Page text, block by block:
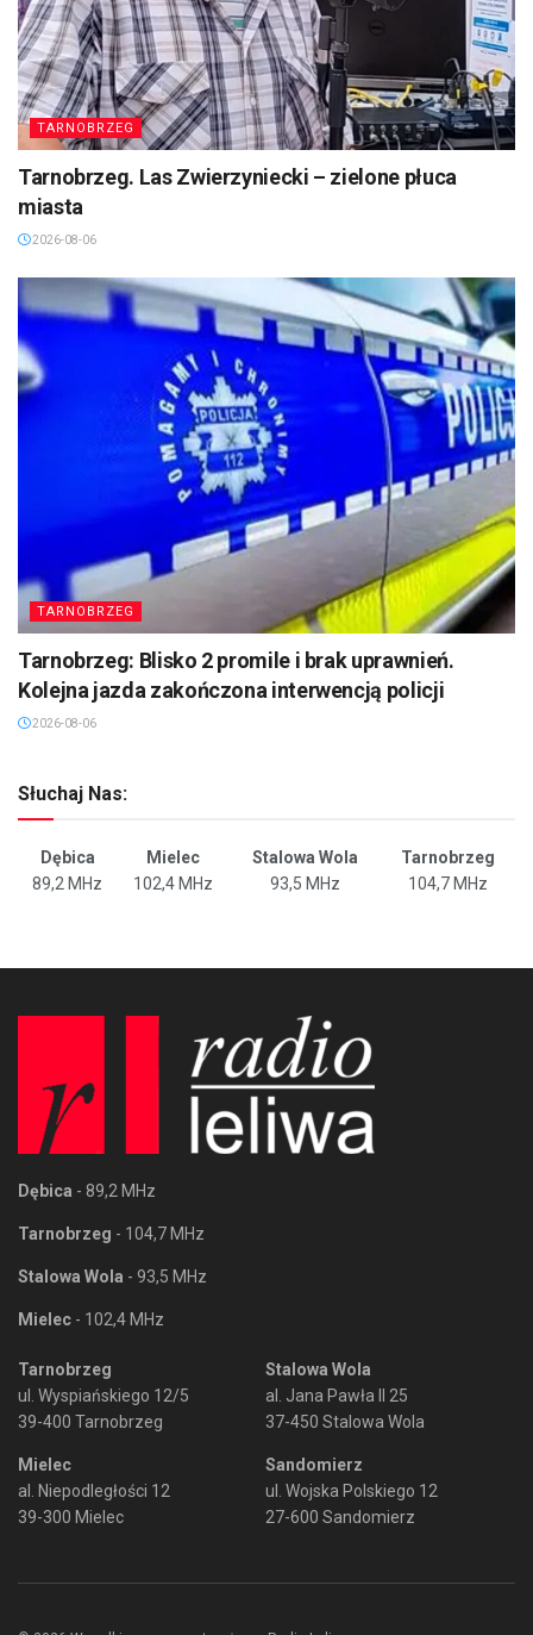
TARNOBRZEG
Tarnobrzeg. Las Zwierzyniecki – zielone płuca
miasta
2026-08-06
TARNOBRZEG
Tarnobrzeg: Blisko 2 promile i brak uprawnień.
Kolejna jazda zakończona interwencją policji
2026-08-06
Słuchaj Nas:
Dębica Mielec Stalowa Wola
Tarnobrzeg
89,2 MHz
102,4 MHz 93,5 MHz 104,7 MHz
Dębica - 89,2 MHz
Tarnobrzeg - 104,7 MHz
Stalowa Wola - 93,5 MHz
Mielec - 102,4 MHz
Tarnobrzeg
ul. Wyspiańskiego 12/5
39-400 Tarnobrzeg
Mielec
al. Niepodległości 12
39-300 Mielec
Stalowa Wola
al. Jana Pawła II 25
37-450 Stalowa Wola
Sandomierz
ul. Wojska Polskiego 12
27-600 Sandomierz